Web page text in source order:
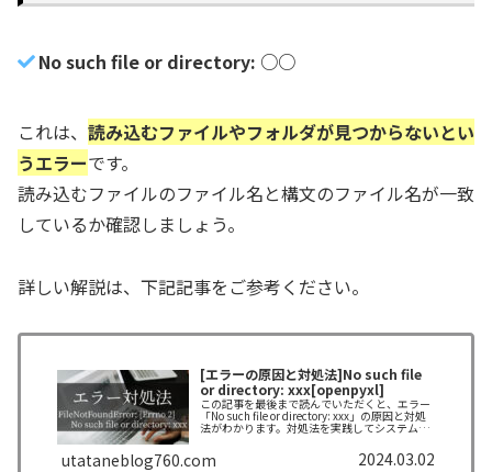
No such file or directory: ○○
これは、 読み込むファイルやフォルダが見つからないとい
うエラーです。
読み込むファイルのファイル名と構文のファイル名が一致
しているか確認しましょう。
詳しい解説は、下記記事をご参考ください。
[エラーの原因と対処法]No such file
or directory: xxx[openpyxl]
この記事を最後まで読んでいただくと、エラー
「No such file or directory: xxx」の原因と対処
法がわかります。対処法を実践してシステムを
utataneblog760.com 2024.03.02